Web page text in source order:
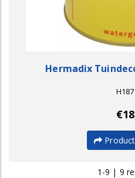
Hermadix
1-9 | 9